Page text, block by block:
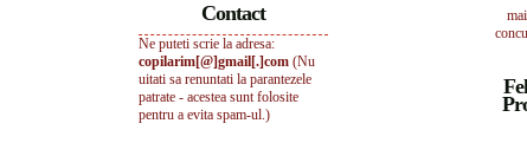
Contact
Ne puteti scrie la adresa:
copilarim[@]gmail[.]com (Nu
uitati sa renuntati la parantezele
patrate - acestea sunt folosite
pentru a evita spam-ul.)